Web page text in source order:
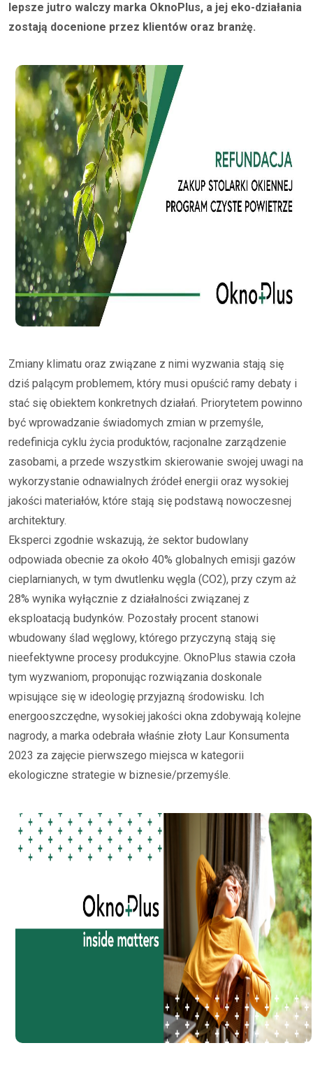
lepsze jutro walczy marka OknoPlus, a jej eko-działania
zostają docenione przez klientów oraz branżę.
Zmiany klimatu oraz związane z nimi wyzwania stają się
dziś palącym problemem, który musi opuścić ramy debaty i
stać się obiektem konkretnych działań. Priorytetem powinno
być wprowadzanie świadomych zmian w przemyśle,
redefinicja cyklu życia produktów, racjonalne zarządzenie
zasobami, a przede wszystkim skierowanie swojej uwagi na
wykorzystanie odnawialnych źródeł energii oraz wysokiej
jakości materiałów, które stają się podstawą nowoczesnej
architektury.
Eksperci zgodnie wskazują, że sektor budowlany
odpowiada obecnie za około 40% globalnych emisji gazów
cieplarnianych, w tym dwutlenku węgla (CO2), przy czym aż
28% wynika wyłącznie z działalności związanej z
eksploatacją budynków. Pozostały procent stanowi
wbudowany ślad węglowy, którego przyczyną stają się
nieefektywne procesy produkcyjne. OknoPlus stawia czoła
tym wyzwaniom, proponując rozwiązania doskonale
wpisujące się w ideologię przyjazną środowisku. Ich
energooszczędne, wysokiej jakości okna zdobywają kolejne
nagrody, a marka odebrała właśnie złoty Laur Konsumenta
2023 za zajęcie pierwszego miejsca w kategorii
ekologiczne strategie w biznesie/przemyśle.